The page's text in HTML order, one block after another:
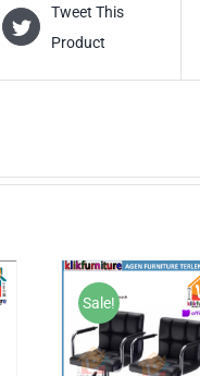
Tweet This
Product
Sale!